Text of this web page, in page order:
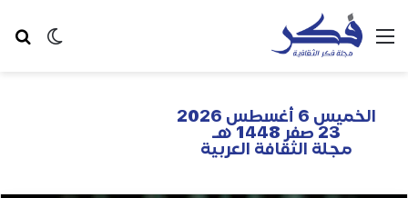
الخميس 6 أغسطس 2026
23 صفر 1448 هـ
مجلة الثقافة العربية